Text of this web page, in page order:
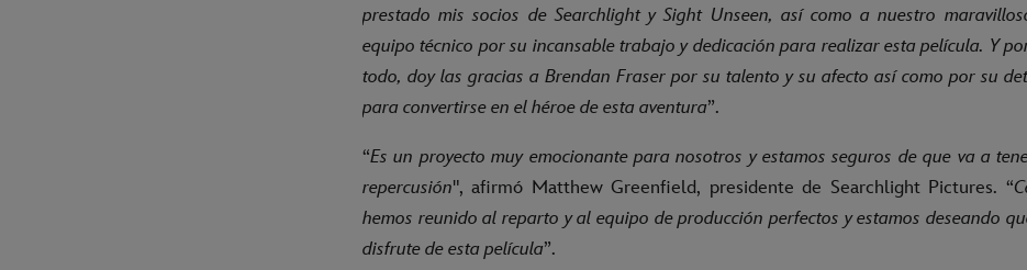
prestado mis socios de Searchlight y Sight Unseen, así como a nuestro
equipo técnico por su incansable trabajo y dedicación para realizar esta película. Y
todo, doy las gracias a Brendan Fraser por su talento y su afecto así como por su
para convertirse en el héroe de esta aventura”.
“Es un proyecto muy emocionante para nosotros y estamos seguros de que va a
repercusión", afirmó Matthew Greenfield, presidente de Searchlight Pictures. “
hemos reunido al reparto y al equipo de producción perfectos y estamos deseando
disfrute de esta película”.